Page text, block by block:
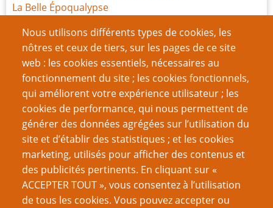
Nous utilisons différents types de cookies, les
nôtres et ceux de tiers, sur les pages de ce site
web : les cookies essentiels, nécessaires au
fonctionnement du site ; les cookies fonctionnels,
qui améliorent votre expérience utilisateur ; les
cookies de performance, qui nous permettent de
générer des données agrégées sur l’utilisation du
site et d’établir des statistiques ; et les cookies
marketing, utilisés pour afficher des contenus et
des publicités pertinents. En cliquant sur «
ACCEPTER TOUT », vous consentez à l’utilisation
de tous les cookies. Vous pouvez accepter ou
La Belle Époqualypse
Jeu de rôle et “The Righteous Mind”
Construisez votre propre Boîte à jouets de campagne
Les Filles de l'Exil, le JdR
Les Filles de l’Exil, le Making-of
Joueurs contre la misogynie
Pagination
Page
précédente
‹‹ 7
Page
suivante
››
VOUS AIMEREZ AUSSI
Le donjon par défaut est colonial